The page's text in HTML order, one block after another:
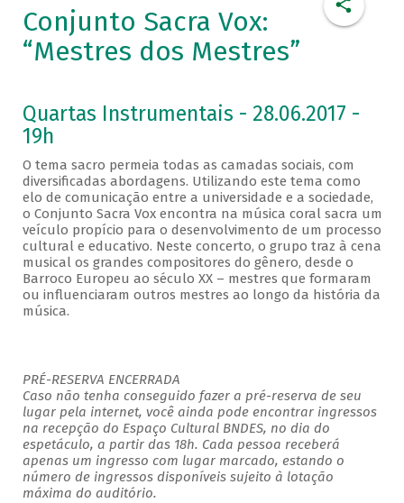
Conjunto Sacra Vox:
“Mestres dos Mestres”
Quartas Instrumentais - 28.06.2017 -
19h
O tema sacro permeia todas as camadas sociais, com
diversificadas abordagens. Utilizando este tema como
elo de comunicação entre a universidade e a sociedade,
o Conjunto Sacra Vox encontra na música coral sacra um
veículo propício para o desenvolvimento de um processo
cultural e educativo. Neste concerto, o grupo traz à cena
musical os grandes compositores do gênero, desde o
Barroco Europeu ao século XX – mestres que formaram
ou influenciaram outros mestres ao longo da história da
música.
PRÉ-RESERVA ENCERRADA
Caso não tenha conseguido fazer a pré-reserva de seu
lugar pela internet, você ainda pode encontrar ingressos
na recepção do Espaço Cultural BNDES, no dia do
espetáculo, a partir das 18h. Cada pessoa receberá
apenas um ingresso com lugar marcado, estando o
número de ingressos disponíveis sujeito à lotação
máxima do auditório.